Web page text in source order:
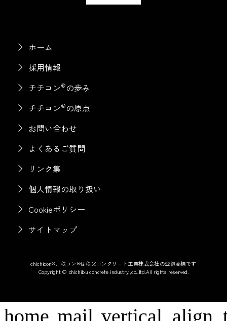
ホーム
採用情報
チチコン®の歩み
チチコン®の原点
お問い合わせ
よくあるご質問
リンク集
個人情報の取り扱い
Cookieポリシー
サイトマップ
chichicon®、秩コン®は秩父コンクリート工業株式会社の登録商標です
Copyright © chichibu concrete industry.,co.,ltd.All rights reserved.
home mail